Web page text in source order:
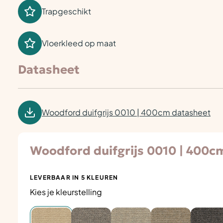
Trapgeschikt
Vloerkleed op maat
Datasheet
Woodford duifgrijs 0010 | 400cm datasheet
Woodford duifgrijs 0010 |
LEVERBAAR IN 5 KLEUREN
Kies je kleurstelling